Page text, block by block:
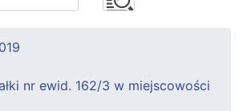
nr ewid. 162/3 w miejscowości